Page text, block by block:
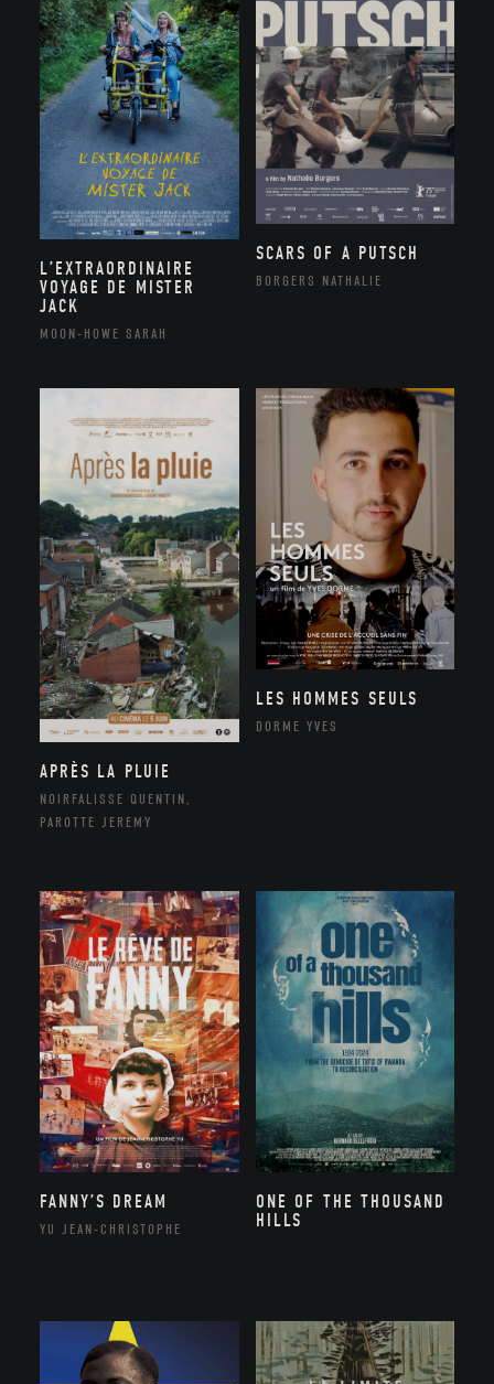
L’EXTRAORDINAIRE
VOYAGE DE MISTER
JACK
MOON-HOWE SARAH
SCARS OF A PUTSCH
BORGERS NATHALIE
APRÈS LA PLUIE
NOIRFALISSE QUENTIN,
PAROTTE JEREMY
LES HOMMES SEULS
DORME YVES
FANNY’S DREAM
YU JEAN-CHRISTOPHE
ONE OF THE THOUSAND
HILLS